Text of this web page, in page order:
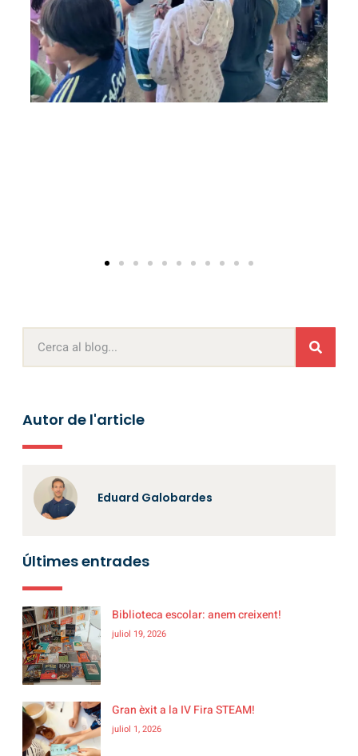
Autor de l'article
Eduard Galobardes
Últimes entrades
Biblioteca escolar: anem creixent!
juliol 19, 2026
Gran èxit a la IV Fira STEAM!
juliol 1, 2026